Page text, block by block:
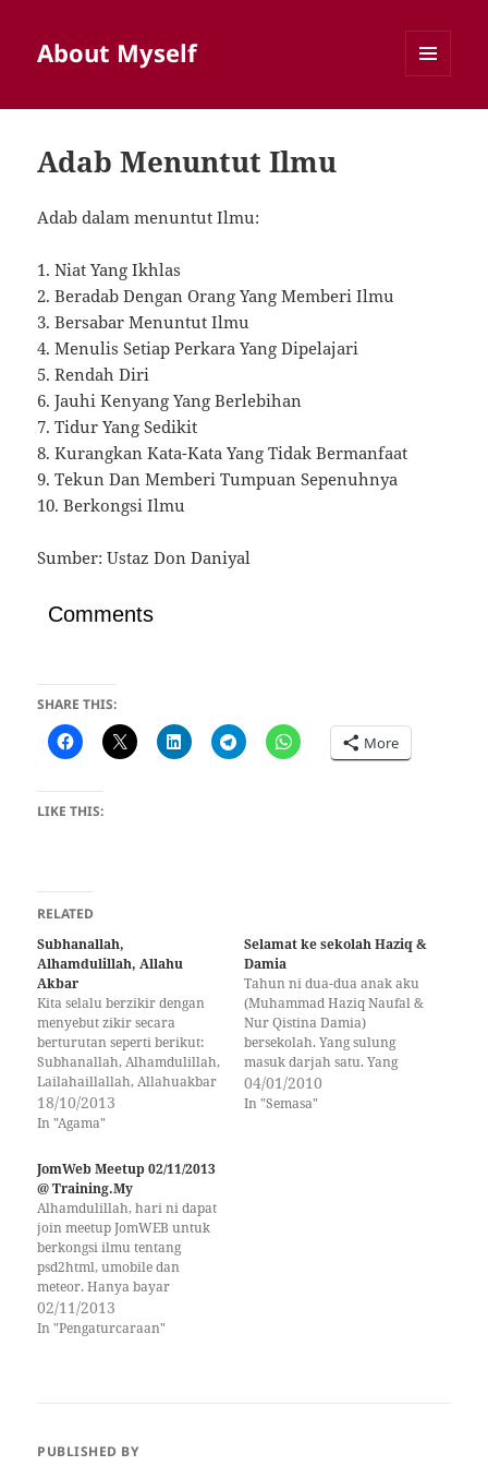
About Myself
Adab Menuntut Ilmu
Adab dalam menuntut Ilmu:
1. Niat Yang Ikhlas
2. Beradab Dengan Orang Yang Memberi Ilmu
3. Bersabar Menuntut Ilmu
4. Menulis Setiap Perkara Yang Dipelajari
5. Rendah Diri
6. Jauhi Kenyang Yang Berlebihan
7. Tidur Yang Sedikit
8. Kurangkan Kata-Kata Yang Tidak Bermanfaat
9. Tekun Dan Memberi Tumpuan Sepenuhnya
10. Berkongsi Ilmu
Sumber: Ustaz Don Daniyal
Comments
SHARE THIS:
More
LIKE THIS:
RELATED
Subhanallah,
Alhamdulillah, Allahu
Akbar
Kita selalu berzikir dengan
menyebut zikir secara
berturutan seperti berikut:
Subhanallah, Alhamdulillah,
Lailahaillallah, Allahuakbar
dan Lahawlawala
Quwwataillabillahilaliyyilaz
dari kita yang mengkaji
apakah maksud zikir-zikir
tersebut. Saya rasa dari segi
bahasa hampir semua dari
kita tahu maksudnya. Cuma
dari segi huraian maksud
setiap zikir tersebut tidak
ramai yang…
18/10/2013
In "Agama"
Selamat ke sekolah Haziq &
Damia
Tahun ni dua-dua anak aku
(Muhammad Haziq Naufal &
Nur Qistina Damia)
bersekolah. Yang sulung
masuk darjah satu. Yang
kedua masuk Tadika Sri
Wawasan (5 tahun). Aku
04/01/2010
In "Semasa"
JomWeb Meetup 02/11/2013
@ Training.My
Alhamdulillah, hari ni dapat
join meetup JomWEB untuk
berkongsi ilmu tentang
psd2html, umobile dan
meteor. Hanya bayar
RM10.00 untuk join sesi kali
ini. Kalau hendak
hadir. PakCu masuk agak
02/11/2013
In "Pengaturcaraan"
PUBLISHED BY